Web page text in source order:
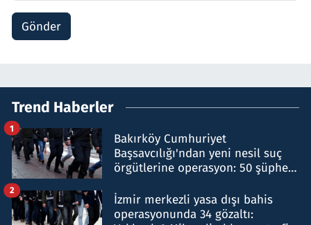
Gönder
Trend Haberler
Bakırköy Cumhuriyet
Başsavcılığı'ndan yeni nesil suç
örgütlerine operasyon: 50 şüpheli
1
İzmir merkezli yasa dışı bahis
operasyonunda 34 gözaltı:
2